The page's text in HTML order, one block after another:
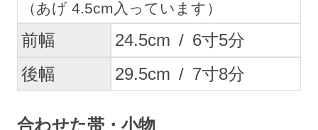
（あげ 4.5cm入っています）
前幅 24.5cm / 6寸5分
後幅
29.5cm / 7寸8分
合わせた帯・小物